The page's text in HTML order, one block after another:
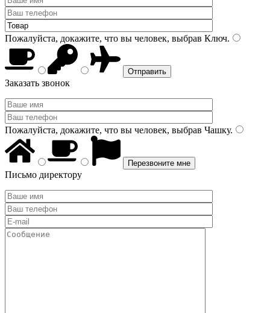
Пожалуйста, докажите, что вы человек, выбрав Ключ.
Заказать звонок
Пожалуйста, докажите, что вы человек, выбрав Чашку.
Письмо директору